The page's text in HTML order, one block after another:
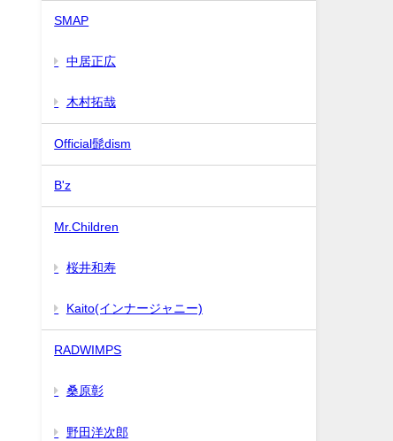
SMAP
中居正広
木村拓哉
Official髭dism
B'z
Mr.Children
桜井和寿
Kaito(インナージャニー)
RADWIMPS
桑原彰
野田洋次郎